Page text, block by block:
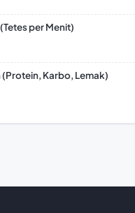
per Menit)
Karbo, Lemak)